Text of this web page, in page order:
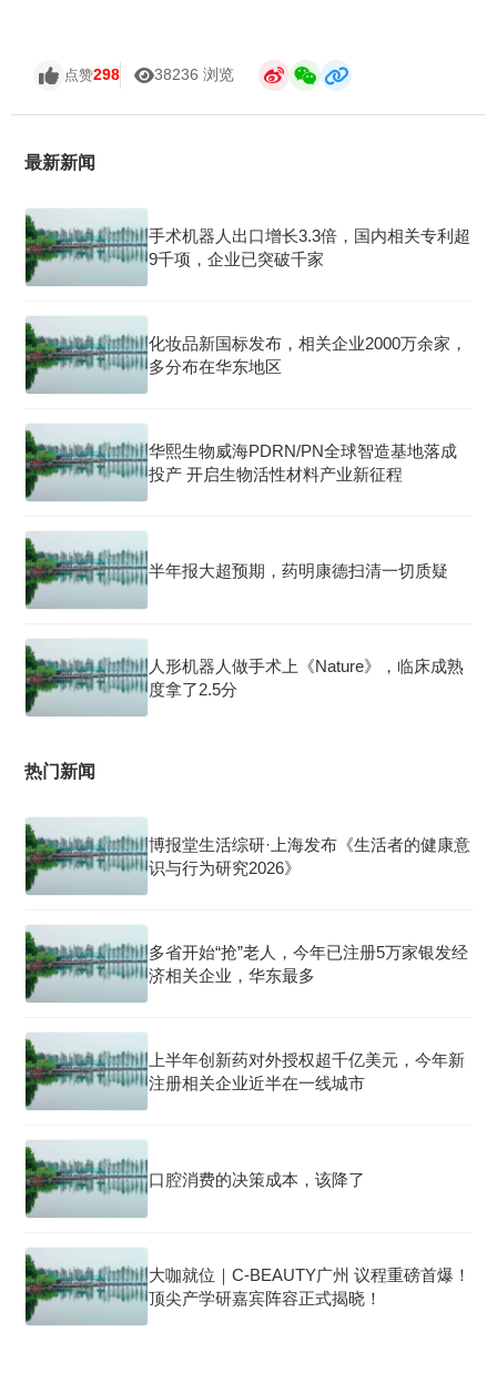
点赞298 38236 浏览
最新新闻
手术机器人出口增长3.3倍，国内相关专利超
9千项，企业已突破千家
化妆品新国标发布，相关企业2000万余家，
多分布在华东地区
华熙生物威海PDRN/PN全球智造基地落成
投产 开启生物活性材料产业新征程
半年报大超预期，药明康德扫清一切质疑
人形机器人做手术上《Nature》，临床成熟
度拿了2.5分
热门新闻
博报堂生活综研·上海发布《生活者的健康意
识与行为研究2026》
多省开始“抢”老人，今年已注册5万家银发经
济相关企业，华东最多
上半年创新药对外授权超千亿美元，今年新
注册相关企业近半在一线城市
口腔消费的决策成本，该降了
大咖就位｜C-BEAUTY广州 议程重磅首爆！
顶尖产学研嘉宾阵容正式揭晓！